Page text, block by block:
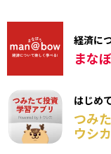
経済に
まな
はじめ
つみ
ウシカ